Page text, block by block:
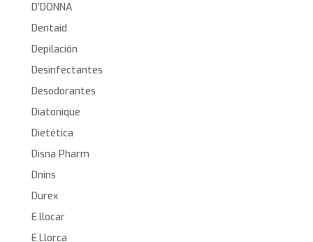
D’DONNA
Dentaid
Depilación
Desinfectantes
Desodorantes
Diatonique
Dietética
Disna Pharm
Dnins
Durex
E.llocar
E.Llorca